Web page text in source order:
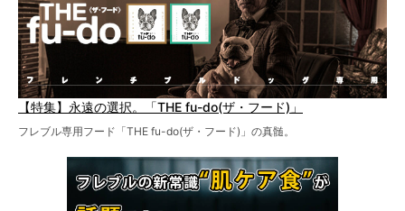
【特集】永遠の選択。「THE fu-do(ザ・フード)」
フレブル専用フード「THE fu-do(ザ・フード)」の真髄。